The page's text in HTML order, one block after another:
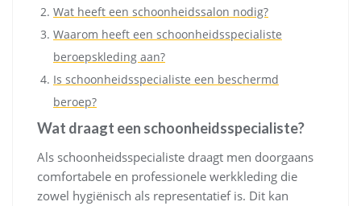
Wat heeft een schoonheidssalon nodig?
Waarom heeft een schoonheidsspecialiste
beroepskleding aan?
Is schoonheidsspecialiste een beschermd
beroep?
Wat draagt een schoonheidsspecialiste?
Als schoonheidsspecialiste draagt men doorgaans
comfortabele en professionele werkkleding die
zowel hygiënisch als representatief is. Dit kan